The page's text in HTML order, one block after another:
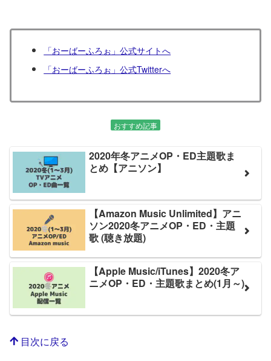
「おーばーふろぉ」公式サイトへ
「おーばーふろぉ」公式Twitterへ
おすすめ記事
2020年冬アニメOP・ED主題歌ま
とめ【アニソン】
【Amazon Music Unlimited】アニ
ソン2020冬アニメOP・ED・主題
歌 (聴き放題)
【Apple Music/iTunes】2020冬ア
ニメOP・ED・主題歌まとめ(1月～)
目次に戻る